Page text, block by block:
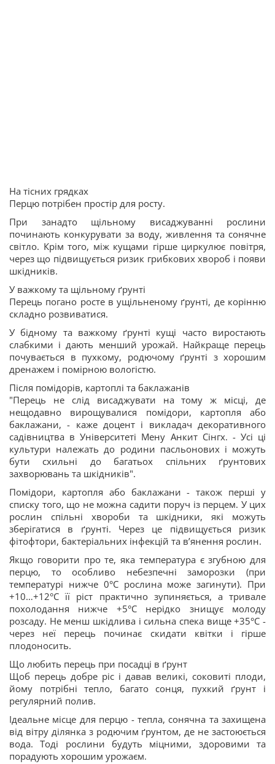
На тісних грядках
Перцю потрібен простір для росту.
При занадто щільному висаджуванні рослини
починають конкурувати за воду, живлення та сонячне
світло. Крім того, між кущами гірше циркулює повітря,
через що підвищується ризик грибкових хвороб і появи
шкідників.
У важкому та щільному ґрунті
Перець погано росте в ущільненому ґрунті, де корінню
складно розвиватися.
У бідному та важкому ґрунті кущі часто виростають
слабкими і дають менший урожай. Найкраще перець
почувається в пухкому, родючому ґрунті з хорошим
дренажем і помірною вологістю.
Після помідорів, картоплі та баклажанів
"Перець не слід висаджувати на тому ж місці, де
нещодавно вирощувалися помідори, картопля або
баклажани, - каже доцент і викладач декоративного
садівництва в Університеті Мену Анкит Сінгх. - Усі ці
культури належать до родини пасльонових і можуть
бути схильні до багатьох спільних ґрунтових
захворювань та шкідників".
Помідори, картопля або баклажани - також перші у
списку того, що не можна садити поруч із перцем. У цих
рослин спільні хвороби та шкідники, які можуть
зберігатися в ґрунті. Через це підвищується ризик
фітофтори, бактеріальних інфекцій та в’янення рослин.
Якщо говорити про те, яка температура є згубною для
перцю, то особливо небезпечні заморозки (при
температурі нижче 0°C рослина може загинути). При
+10…+12°C її ріст практично зупиняється, а тривале
похолодання нижче +5°C нерідко знищує молоду
розсаду. Не менш шкідлива і сильна спека вище +35°C -
через неї перець починає скидати квітки і гірше
плодоносить.
Що любить перець при посадці в ґрунт
Щоб перець добре ріс і давав великі, соковиті плоди,
йому потрібні тепло, багато сонця, пухкий ґрунт і
регулярний полив.
Ідеальне місце для перцю - тепла, сонячна та захищена
від вітру ділянка з родючим ґрунтом, де не застоюється
вода. Тоді рослини будуть міцними, здоровими та
порадують хорошим урожаєм.